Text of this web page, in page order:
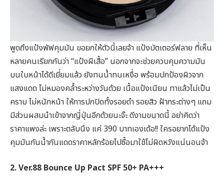
พูดถึงแป้งพัฟคุมมัน ขอยกให้ตัวนี้เลยจ้า แป้งบัตเตอร์ฟลาย ที่เห็น
หลายคนเรียกกันว่า “แป้งผีเสื้อ” นอกจากจะช่วยควบคุมความมัน
บนใบหน้าได้ดีเยี่ยมแล้ว ยังทนน้ำทนเหงื่อ พร้อมปกป้องผิวจาก
แสงแดด ไม่หมองคล้ำระหว่างวันด้วย เนื้อแป้งเนียน ทาแล้วไม่เป็น
คราบ ไม่หนักหน้า ให้การปกปิดทั้งรอยดำ รอยสิว ฝ้ากระต่างๆ แถม
มีส่วนผสมนำเข้าจากญี่ปุ่นอีกด้วยนะจ๊ะ ดีงามขนาดนี้ อย่าคิดว่า
ราคาแพงล่ะ เพราะตลับนึง แค่ 390 บาทเองเด้อ!! ใครอยากได้แป้ง
คุมมันกันน้ำกันแดดราคาหลักร้อยไปซื้อมาใช้ไม่ผิดหวังแน่นอนจ้า
2. Ver.88 Bounce Up Pact SPF 50+ PA+++